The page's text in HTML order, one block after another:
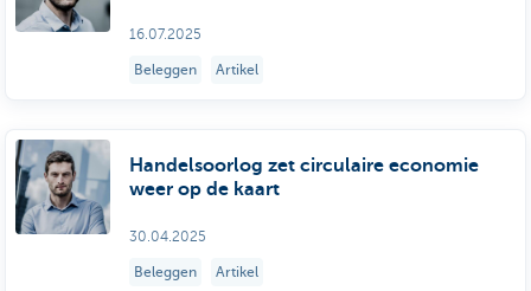
16.07.2025
Beleggen Artikel
Handelsoorlog zet circulaire economie
weer op de kaart
30.04.2025
Beleggen Artikel